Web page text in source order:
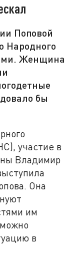
Поповой
Народного
Женщина
бы
участие в
Владимир
Она
им
в